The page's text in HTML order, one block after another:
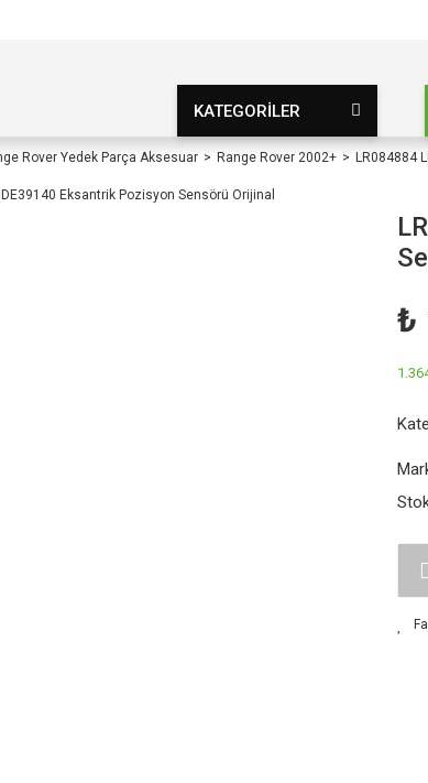
KATEGORİLER
Rover Yedek Parça Aksesuar Range Rover 2002+ LR084884
₺